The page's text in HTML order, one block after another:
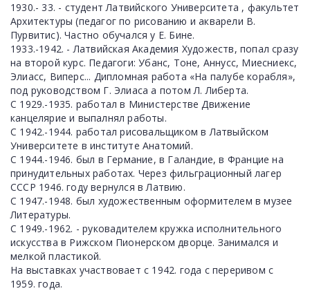
1930.- 33. - студент Латвийского Университета , факультет
Архитектуры (педагог по рисованию и акварели В.
Пурвитис). Частно обучался у Е. Бине.
1933.-1942. - Латвийская Академия Художеств, попал сразу
на второй курс. Педагоги: Убанс, Тоне, Аннусс, Миесниекс,
Элиасс, Виперс... Дипломная работа «На палубе корабля»,
под руководством Г. Элиаса а потом Л. Либерта.
С 1929.-1935. работал в Министерстве Движение
канцелярие и выпалнял работы.
С 1942.-1944. работал рисовальщиком в Латвыйском
Университете в институте Анатомий.
С 1944.-1946. был в Германие, в Галандие, в Францие на
принудительных работах. Через фильграционный лагер
СССР 1946. году вернулся в Латвию.
С 1947.-1948. был художественным оформителем в музее
Литературы.
С 1949.-1962. - руковадителем кружка исполнительного
искусства в Рижском Пионерском дворце. Занимался и
мелкой пластикой.
На выставках участвовает с 1942. года с переривом с
1959. года.